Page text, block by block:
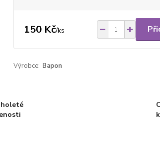
150 Kč/ks
Výrobce: Bapon